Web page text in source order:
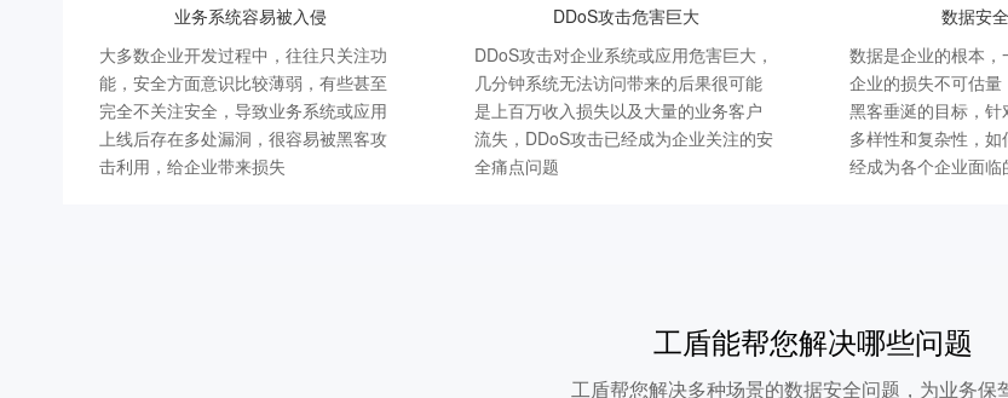
业务系统容易被入侵
大多数企业开发过程中，往往只关注功
能，安全方面意识比较薄弱，有些甚至
完全不关注安全，导致业务系统或应用
上线后存在多处漏洞，很容易被黑客攻
击利用，给企业带来损失
DDoS攻击危害巨大
DDoS攻击对企业系统或应用危害巨大，
几分钟系统无法访问带来的后果很可能
是上百万收入损失以及大量的业务客户
流失，DDoS攻击已经成为企业关注的安
全痛点问题
数据安
数据是企业的根本
企业的损失不可估
黑客垂涎的目标，
多样性和复杂性，
经成为各个企业面临
工盾能帮您解决哪些问题
工盾帮您解决多种场景的数据安全问题，为业务保